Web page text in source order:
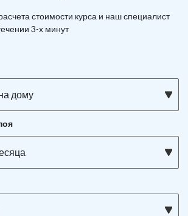
стоимости курса и наш специалист
3-х минут
дому